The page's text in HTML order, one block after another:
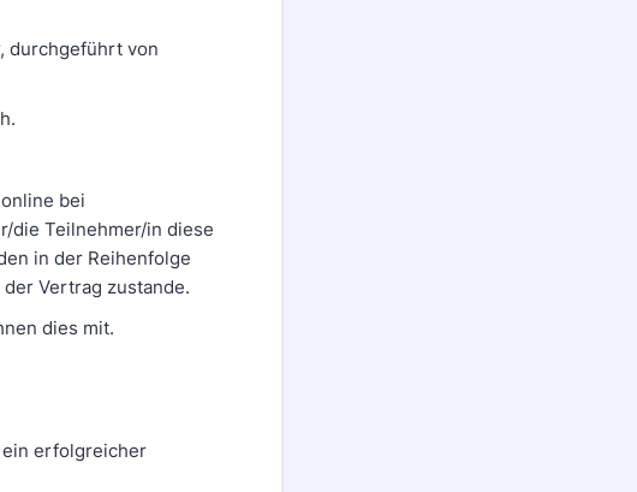
durchgeführt von
bei
die Teilnehmer/in diese
in der Reihenfolge
Vertrag zustande.
dies mit.
ein erfolgreicher